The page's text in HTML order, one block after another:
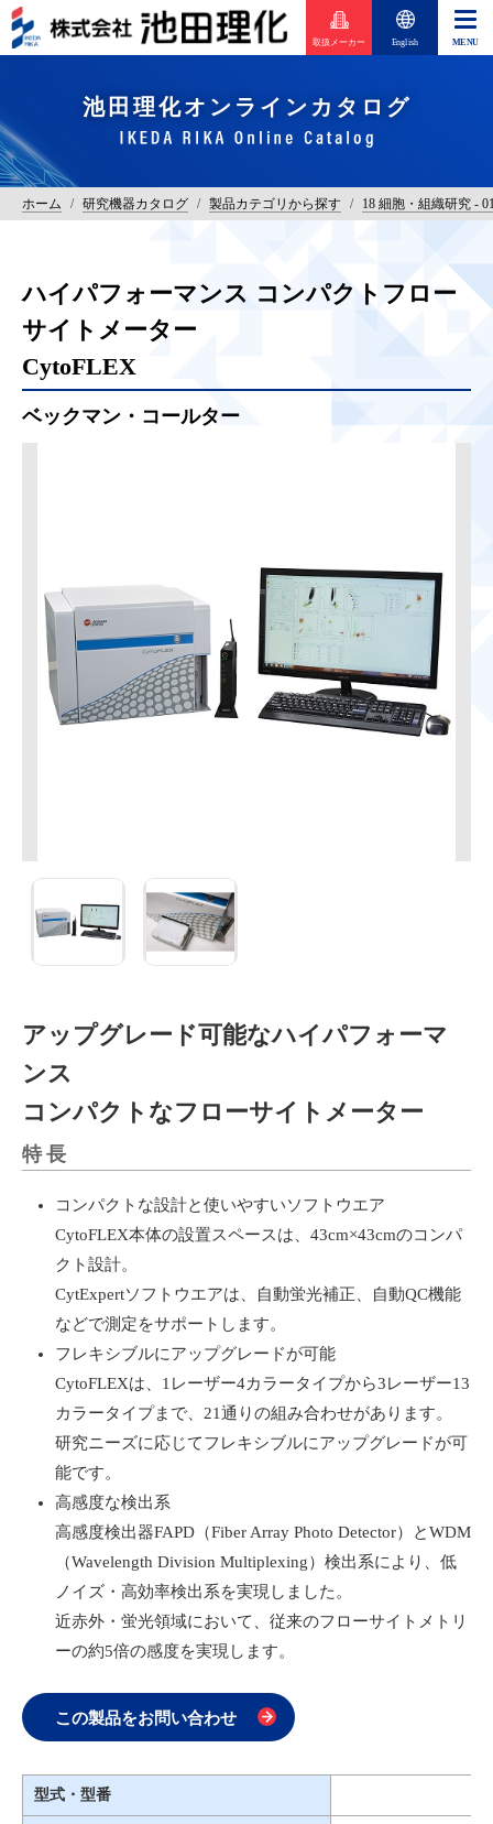
取扱メーカー English
池田理化オンラインカタログ
ホーム / 研究機器カタログ / 製品カテゴリから探す / 18 細胞・組織研究 -
ハイパフォーマンス コンパクトフロー
サイトメーター
CytoFLEX
ベックマン・コールター
CytoFLEX
アップグレード可能なハイパフォーマ
ンス
コンパクトなフローサイトメーター
特長
コンパクトな設計と使いやすいソフトウエア
CytoFLEX本体の設置スペースは、43cm×43cmのコンパ
クト設計。
CytExpertソフトウエアは、自動蛍光補正、自動QC機能
などで測定をサポートします。
フレキシブルにアップグレードが可能
CytoFLEXは、1レーザー4カラータイプから3レーザー13
カラータイプまで、21通りの組み合わせがあります。
研究ニーズに応じてフレキシブルにアップグレードが可
能です。
高感度な検出系
高感度検出器FAPD（Fiber Array Photo Detector）とWDM
（Wavelength Division Multiplexing）検出系により、低
ノイズ・高効率検出系を実現しました。
近赤外・蛍光領域において、従来のフローサイトメトリ
ーの約5倍の感度を実現します。
この製品をお問い合わせ
型式・型番